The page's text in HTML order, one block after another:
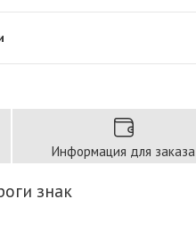
Информация для заказа
знак